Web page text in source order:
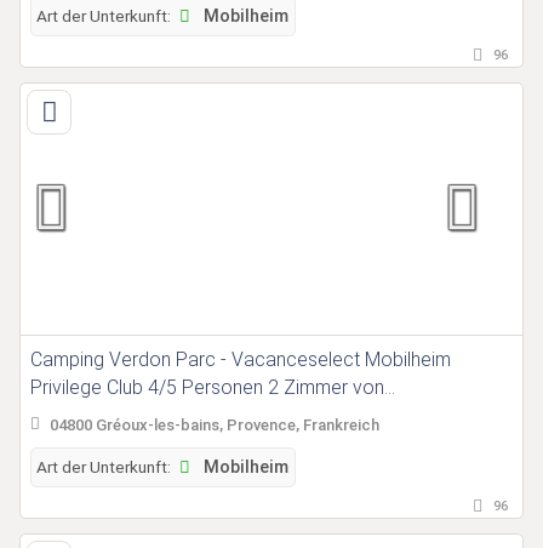
Art der Unterkunft: Mobilheim
96
Camping Verdon Parc - Vacanceselect Mobilheim
Privilege Club 4/5 Personen 2 Zimmer von
Vacanceselect auf Camping Verdon Parc
04800 Gréoux-les-bains, Provence, Frankreich
Art der Unterkunft: Mobilheim
96